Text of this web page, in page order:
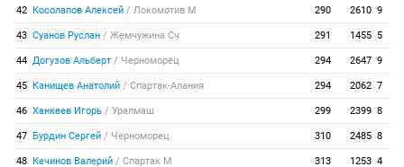
42 Косолапов Алексей / Локомотив М 290 2610 9
43 Суанов Руслан / Жемчужина Сч 291 1455 5
44 Догузов Альберт / Черноморец 294 2647 9
45 Канищев Анатолий / Спартак-Алания 294 2062 7
46 Ханкеев Игорь / Уралмаш 299 2399 8
47 Бурдин Сергей / Черноморец 310 2485 8
48 Кечинов Валерий / Спартак М 313 1253 4